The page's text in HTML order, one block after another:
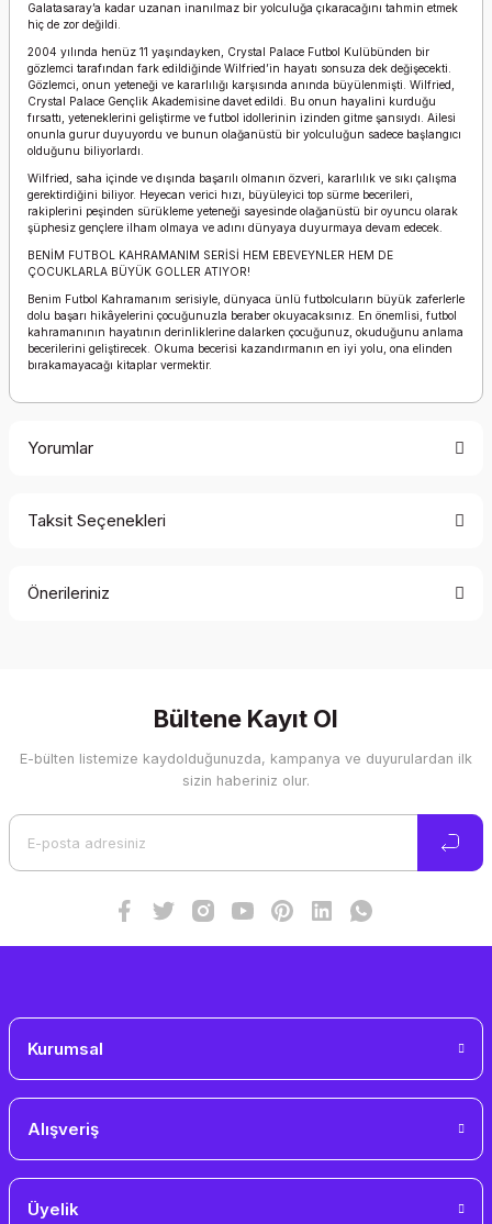
Galatasaray’a kadar uzanan inanılmaz bir yolculuğa çıkaracağını tahmin etmek
hiç de zor değildi.
2004 yılında henüz 11 yaşındayken, Crystal Palace Futbol Kulübünden bir
gözlemci tarafından fark edildiğinde Wilfried’in hayatı sonsuza dek değişecekti.
Gözlemci, onun yeteneği ve kararlılığı karşısında anında büyülenmişti. Wilfried,
Crystal Palace Gençlik Akademisine davet edildi. Bu onun hayalini kurduğu
fırsattı, yeteneklerini geliştirme ve futbol idollerinin izinden gitme şansıydı. Ailesi
onunla gurur duyuyordu ve bunun olağanüstü bir yolculuğun sadece başlangıcı
olduğunu biliyorlardı.
Wilfried, saha içinde ve dışında başarılı olmanın özveri, kararlılık ve sıkı çalışma
gerektirdiğini biliyor. Heyecan verici hızı, büyüleyici top sürme becerileri,
rakiplerini peşinden sürükleme yeteneği sayesinde olağanüstü bir oyuncu olarak
şüphesiz gençlere ilham olmaya ve adını dünyaya duyurmaya devam edecek.
BENİM FUTBOL KAHRAMANIM SERİSİ HEM EBEVEYNLER HEM DE
ÇOCUKLARLA BÜYÜK GOLLER ATIYOR!
Benim Futbol Kahramanım serisiyle, dünyaca ünlü futbolcuların büyük zaferlerle
dolu başarı hikâyelerini çocuğunuzla beraber okuyacaksınız. En önemlisi, futbol
kahramanının hayatının derinliklerine dalarken çocuğunuz, okuduğunu anlama
becerilerini geliştirecek. Okuma becerisi kazandırmanın en iyi yolu, ona elinden
bırakamayacağı kitaplar vermektir.
Yorumlar
Taksit Seçenekleri
Önerileriniz
Görüş ve önerileriniz için teşekkür ederiz.
Ürün resmi kalitesiz, bozuk veya görüntülenemiyor.
Bültene Kayıt Ol
E-bülten listemize kaydolduğunuzda, kampanya ve duyurulardan ilk
sizin haberiniz olur.
Kurumsal
Alışveriş
Üyelik